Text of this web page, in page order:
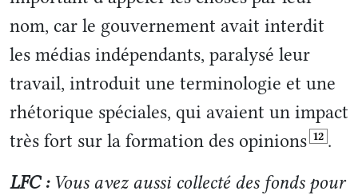
nom, car le gouvernement avait interdit
les médias indépendants, paralysé leur
travail, introduit une terminologie et une
rhétorique spéciales, qui avaient un impact
très fort sur la formation des opinions 12 .
LFC : Vous avez aussi collecté des fonds pour